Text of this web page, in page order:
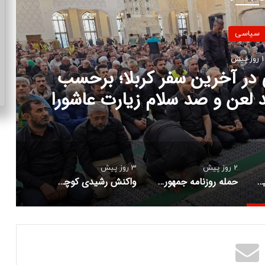
سیاسی
2 روز پیش
به محمدباقر خرازی و برادر
رئیسی
دست‌نوشته‌های لاریجانی در آخرین سفر کربلا؛ برحسب توصیه علامه طباطبایی صد لعن و صد سلام زیارت عاشورا را در بین راه خواندم
2 روز پیش
حمله روزنامه جمهوری اسلامی به محمدباقر خرازی و برادر داماد شهید رئیسی
3 روز پیش
واکنش رشیدی کوچی به «گریه یک نماینده برای حجاب»؛ مسئله حجاب دیر زمانیست که برای ملت حل شده/ بیش از این نه زحمت خودتان دهید و نه تولید تنفر کنید + عکس